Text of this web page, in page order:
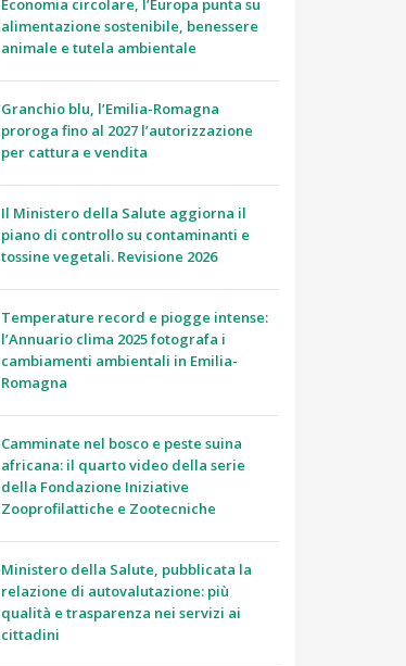
Economia circolare, l’Europa punta su
alimentazione sostenibile, benessere
animale e tutela ambientale
Granchio blu, l’Emilia-Romagna
proroga fino al 2027 l’autorizzazione
per cattura e vendita
Il Ministero della Salute aggiorna il
piano di controllo su contaminanti e
tossine vegetali. Revisione 2026
Temperature record e piogge intense:
l’Annuario clima 2025 fotografa i
cambiamenti ambientali in Emilia-
Romagna
Camminate nel bosco e peste suina
africana: il quarto video della serie
della Fondazione Iniziative
Zooprofilattiche e Zootecniche
Ministero della Salute, pubblicata la
relazione di autovalutazione: più
qualità e trasparenza nei servizi ai
cittadini